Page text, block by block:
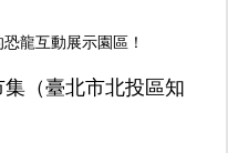
龍互動展示園區！
集（臺北市北投區知